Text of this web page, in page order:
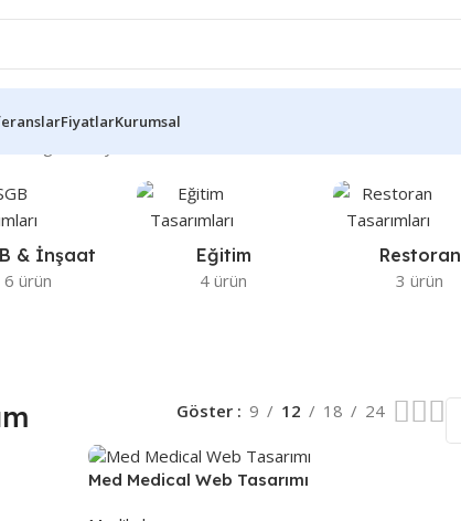
FiyatlarKurumsal
& İnşaat
6 ürün
Eğitim
4 ürün
Restoran
3 ürün
Göster 9 12 18 24
Med Medical Web Tasarımı